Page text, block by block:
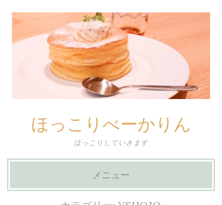
ほっこりべーかりん
ほっこりしていきます
メニュー